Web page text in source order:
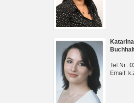
Tel.Nr.:
Email: